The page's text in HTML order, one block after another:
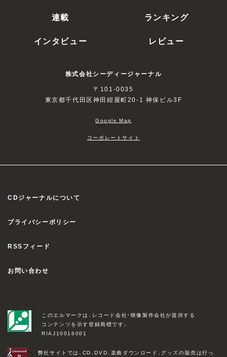
連載
ランキング
インタビュー
レビュー
株式会社シーディージャーナル
〒101-0035
東京都千代田区神田紺屋町20-1 神保ビル3F
Google Map
コーポレートサイト
CDジャーナルについて
プライバシーポリシー
RSSフィード
お問い合わせ
このエルマークは、レコード会社・映像製作会社が提供する
コンテンツを示す登録商標です。
RIAJ10016001
弊社サイトでは、CD、DVD、楽曲ダウンロード、グッズの販売は行っ